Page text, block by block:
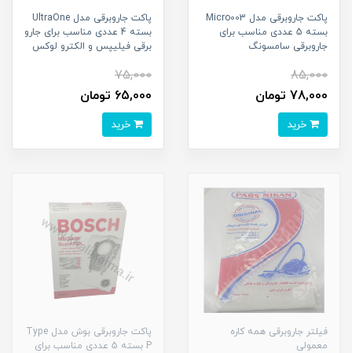
پاکت جاروبرقی مدل Micro003
بسته 5 عددی مناسب برای
جاروبرقی سامسونگ
85,000
78,000 تومان
پاکت جاروبرقی مدل UltraOne
بسته 4 عددی مناسب برای جارو
برقی فیلیپس و الکترو لوکس
75,000
65,000 تومان
فیلتر جاروبرقی همه کاره
معمولی
پاکت جاروبرقی بوش مدل Type
P بسته 5 عددی مناسب برای